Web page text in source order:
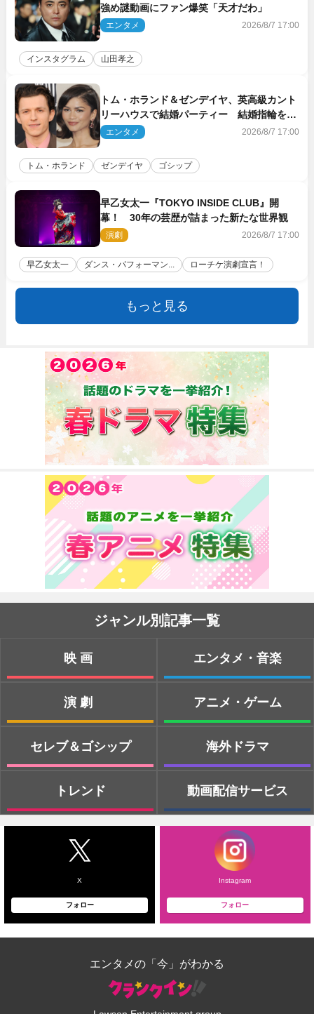
強め謎動画にファン爆笑「天才だわ」
エンタメ 2026/8/7 17:00
インスタグラム 山田孝之
トム・ホランド＆ゼンデイヤ、英高級カント
リーハウスで結婚パーティー 結婚指輪を身
に着けたトムも初キャッチ
エンタメ 2026/8/7 17:00
トム・ホランド ゼンデイヤ ゴシップ
早乙女太一『TOKYO INSIDE CLUB』開
幕！ 30年の芸歴が詰まった新たな世界観
演劇 2026/8/7 17:00
早乙女太一 ダンス・パフォーマン... ローチケ演劇宣言！
もっと見る
ジャンル別記事一覧
映画
演劇
セレブ＆ゴシップ
トレンド
エンタメ・音楽
アニメ・ゲーム
海外ドラマ
動画配信サービス
X
フォロー
Instagram
フォロー
エンタメの「今」がわかる